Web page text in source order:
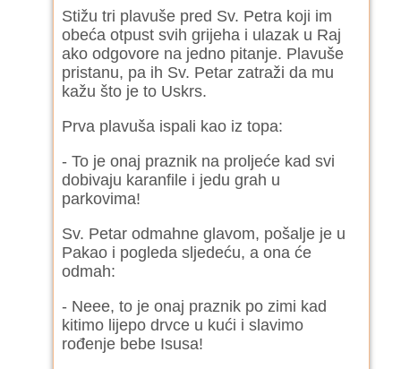
Stižu tri plavuše pred Sv. Petra koji im
obeća otpust svih grijeha i ulazak u Raj
ako odgovore na jedno pitanje. Plavuše
pristanu, pa ih Sv. Petar zatraži da mu
kažu što je to Uskrs.
Prva plavuša ispali kao iz topa:
- To je onaj praznik na proljeće kad svi
dobivaju karanfile i jedu grah u
parkovima!
Sv. Petar odmahne glavom, pošalje je u
Pakao i pogleda sljedeću, a ona će
odmah:
- Neee, to je onaj praznik po zimi kad
kitimo lijepo drvce u kući i slavimo
rođenje bebe Isusa!